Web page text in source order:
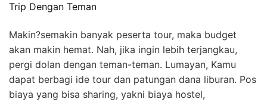
Trip Dengan Teman
Makin?semakin banyak peserta tour, maka budget
akan makin hemat. Nah, jika ingin lebih terjangkau,
pergi dolan dengan teman-teman. Lumayan, Kamu
dapat berbagi ide tour dan patungan dana liburan. Pos
biaya yang bisa sharing, yakni biaya hostel,